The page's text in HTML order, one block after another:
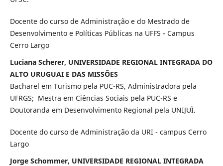
Docente do curso de Administração e do Mestrado de
Desenvolvimento e Políticas Públicas na UFFS - Campus
Cerro Largo
Luciana Scherer, UNIVERSIDADE REGIONAL INTEGRADA DO
ALTO URUGUAI E DAS MISSÕES
Bacharel em Turismo pela PUC-RS, Administradora pela
UFRGS; Mestra em Ciências Sociais pela PUC-RS e
Doutoranda em Desenvolvimento Regional pela UNIJUÌ.
Docente do curso de Administração da URI - campus Cerro
Largo
Jorge Schommer, UNIVERSIDADE REGIONAL INTEGRADA